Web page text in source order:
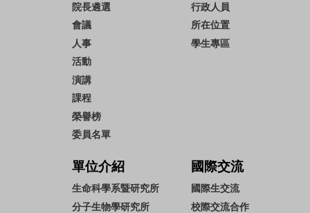
院長遴選
會議
人事
活動
演講
課程
榮譽榜
委員名單
行政人員
所在位置
學生專區
單位介紹
生命科學系暨研究所
分子生物學研究所
國際交流
國際生交流
校際交流合作